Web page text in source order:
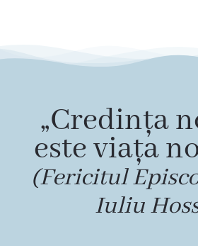
„Credința
este viața
(Fericitul
Iuliu